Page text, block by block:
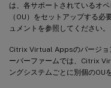
は、各サポートされているオ
（OU）をセットアップする
ュメントを参照してください。
Citrix Virtual Appsのバージョ
ーバーファームでは、Citrix
ングシステムごとに別個のOU